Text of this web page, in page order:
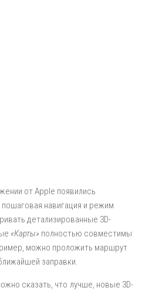
от Apple появились
навигация и режим
детализированные 3D-
«Карты» полностью совместимы
можно проложить маршрут
заправки.
сказать, что лучше, новые 3D-